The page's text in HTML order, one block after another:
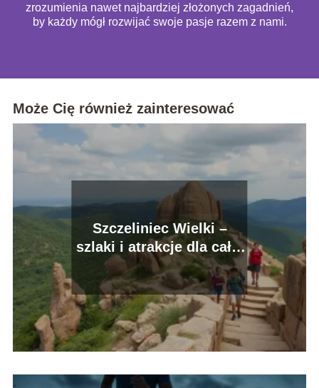
zrozumienia nawet najbardziej złożonych zagadnień,
by każdy mógł rozwijać swoje pasje razem z nami.
Może Cię również zainteresować
Szczeliniec Wielki –
szlaki i atrakcje dla całej
rodziny